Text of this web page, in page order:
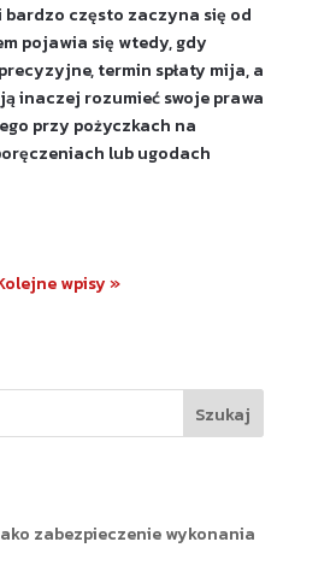
bardzo często zaczyna się od
pojawia się wtedy, gdy
termin spłaty mija, a
inaczej rozumieć swoje prawa
przy pożyczkach na
lub ugodach
wpisy »
zabezpieczenie wykonania